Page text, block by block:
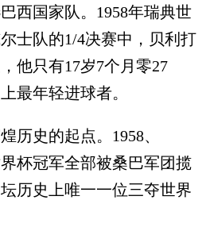
国家队。1958年瑞典世
士队的1/4决赛中，贝利打
他只有17岁7个月零27
最年轻进球者。
史的起点。1958、
杯冠军全部被桑巴军团揽
历史上唯一一位三夺世界